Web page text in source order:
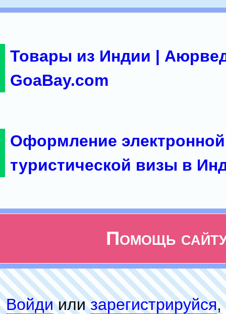
Товары из Индии |
GoaBay.com
Оформление электронной
туристической визы в
Помощь
Войдиилизарeгиcтpируйся,